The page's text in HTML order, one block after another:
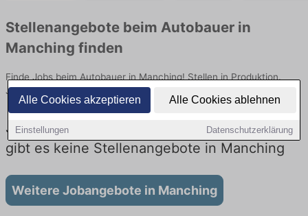
Alle Cookies akzeptieren Alle Cookies ablehnen
Einstellungen Datenschutzerklärung
Stellenangebote beim Autobauer in
Manching finden
Finde Jobs beim Autobauer in Manching! Stellen in Produktion.
Jetzt bewerben!
Jobs beim Autobauer in Manching: Aktuell
gibt es keine Stellenangebote in Manching
Weitere Jobangebote in Manching